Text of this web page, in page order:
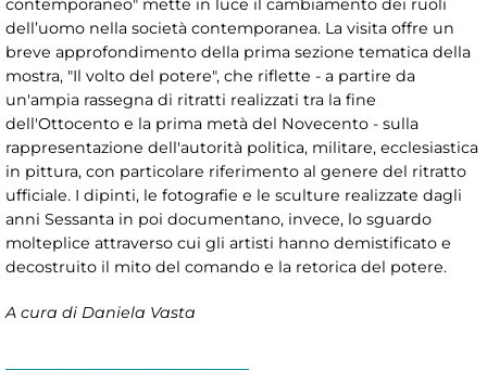
contemporaneo" mette in luce il cambiamento dei ruoli
dell’uomo nella società contemporanea. La visita offre un
breve approfondimento della prima sezione tematica della
mostra, "Il volto del potere", che riflette - a partire da
un'ampia rassegna di ritratti realizzati tra la fine
dell'Ottocento e la prima metà del Novecento - sulla
rappresentazione dell'autorità politica, militare, ecclesiastica
in pittura, con particolare riferimento al genere del ritratto
ufficiale. I dipinti, le fotografie e le sculture realizzate dagli
anni Sessanta in poi documentano, invece, lo sguardo
molteplice attraverso cui gli artisti hanno demistificato e
decostruito il mito del comando e la retorica del potere.
A cura di Daniela Vasta